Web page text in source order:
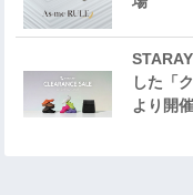
した「
より開